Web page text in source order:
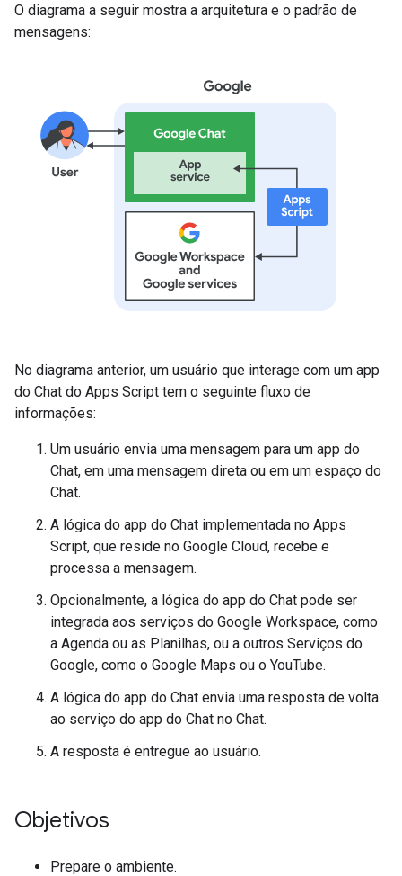
O diagrama a seguir mostra a arquitetura e o padrão de
mensagens:
No diagrama anterior, um usuário que interage com um app
do Chat do Apps Script tem o seguinte fluxo de
informações:
Um usuário envia uma mensagem para um app do
Chat, em uma mensagem direta ou em um espaço do
Chat.
A lógica do app do Chat implementada no Apps
Script, que reside no Google Cloud, recebe e
processa a mensagem.
Opcionalmente, a lógica do app do Chat pode ser
integrada aos serviços do Google Workspace, como
a Agenda ou as Planilhas, ou a outros Serviços do
Google, como o Google Maps ou o YouTube.
A lógica do app do Chat envia uma resposta de volta
ao serviço do app do Chat no Chat.
A resposta é entregue ao usuário.
Objetivos
Prepare o ambiente.